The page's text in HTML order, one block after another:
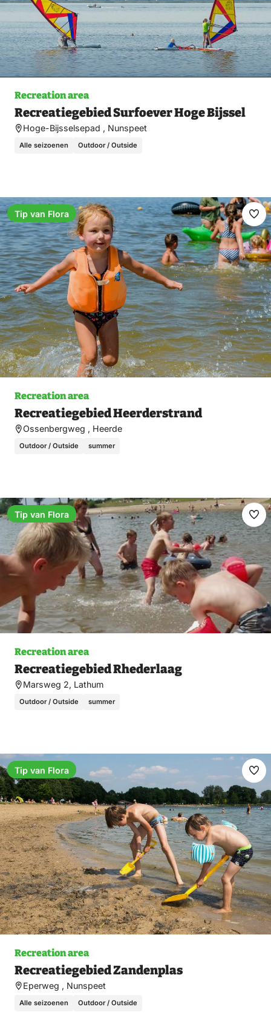
Recreation area
Recreatiegebied Surfoever Hoge Bijssel
Hoge-Bijsselsepad , Nunspeet
Alle seizoenen Outdoor / Outside
Recreation area
Recreatiegebied Heerderstrand
Ossenbergweg , Heerde
Outdoor / Outside summer
Tip van Flora
Recreation area
Recreatiegebied Rhederlaag
Marsweg 2, Lathum
Outdoor / Outside summer
Tip van Flora
Recreation area
Recreatiegebied Zandenplas
Eperweg , Nunspeet
Alle seizoenen Outdoor / Outside
Tip van Flora